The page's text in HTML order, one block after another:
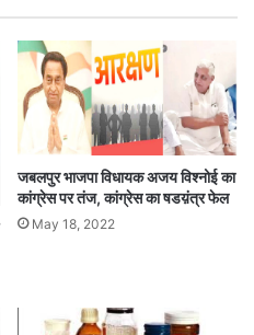
जबलपुर भाजपा विधायक अजय विश्नोई का
कांग्रेस पर तंज, कांग्रेस का षडय़ंत्र फेल
May 18, 2022